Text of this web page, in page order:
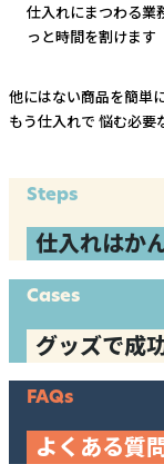
仕入れにまつわる業
っと時間を割けます
他にはない商品を簡単
もう仕入れで 悩む必要
Steps
仕入れはか
Cases
グッズで成
FAQs
よくある質